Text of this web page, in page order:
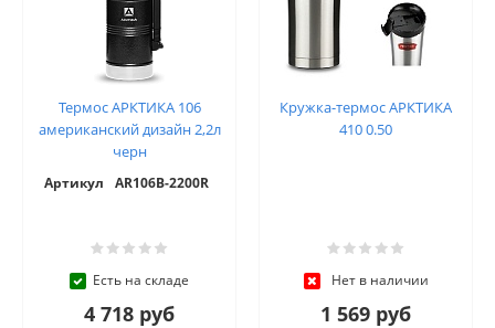
Термос АРКТИКА 106
американский дизайн 2,2л
черн
Артикул AR106B-2200R
Есть на складе
4 718 руб
Кружка-термос АРКТИКА
410 0.50
Нет в наличии
1 569 руб